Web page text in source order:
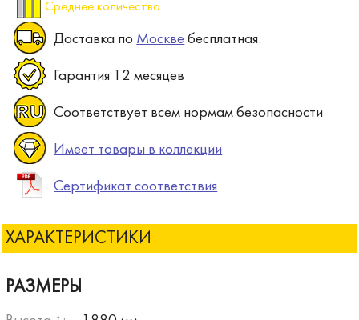
Среднее количество
Доставка по Москве бесплатная.
Гарантия 12 месяцев
Соответствует всем нормам безопасности
Имеет товары в коллекции
Сертификат соответствия
ХАРАКТЕРИСТИКИ
РАЗМЕРЫ